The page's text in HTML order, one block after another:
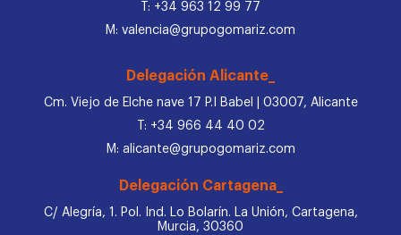
T: +34 963 12 99 77
M: valencia@grupogomariz.com
Delegación Alicante_
Cm. Viejo de Elche nave 17 P.I Babel | 03007, Alicante
T: +34 966 44 40 02
M: alicante@grupogomariz.com
Delegación Cartagena_
C/ Alegría, 1. Pol. Ind. Lo Bolarín. La Unión, Cartagena,
Murcia, 30360